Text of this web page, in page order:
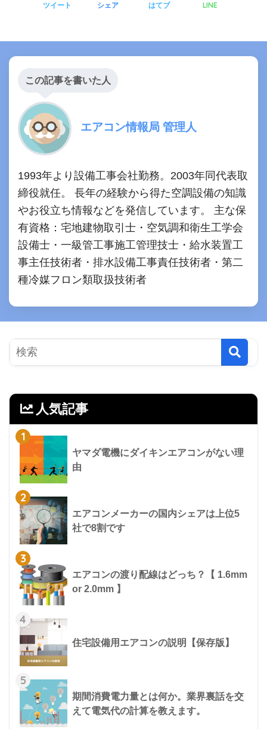
ツイート シェア はてブ LINE
この記事を書いた人
エアコン情報局 管理人
1993年より設備工事会社勤務。2003年同代表取
締役就任。 長年の経験から得た空調設備の知識
やお役立ち情報などを発信しています。 主な保
有資格：宅地建物取引士・空気調和衛生工学会
設備士・一級管工事施工管理技士・給水装置工
事主任技術者・排水設備工事責任技術者・第二
種冷媒フロン類取扱技術者
人気記事
1
ヤマダ電機にダイキンエアコンがない理
由
2
エアコンメーカーの国内シェアは上位5
社で8割です
3
エアコンの渡り配線はどっち？【 1.6mm
or 2.0mm 】
4
住宅設備用エアコンの説明【保存版】
5
期間消費電力量とは何か。業界裏話を交
えて電気代の計算を教えます。